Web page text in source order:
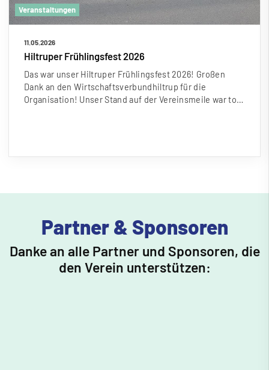
Veranstaltungen
11.05.2026
Hiltruper Frühlingsfest 2026
Das war unser Hiltruper Frühlingsfest 2026! Großen
Dank an den Wirtschaftsverbundhiltrup für die
Organisation! Unser Stand auf der Vereinsmeile war to…
Partner & Sponsoren
Danke an alle Partner und Sponsoren, die
den Verein unterstützen: